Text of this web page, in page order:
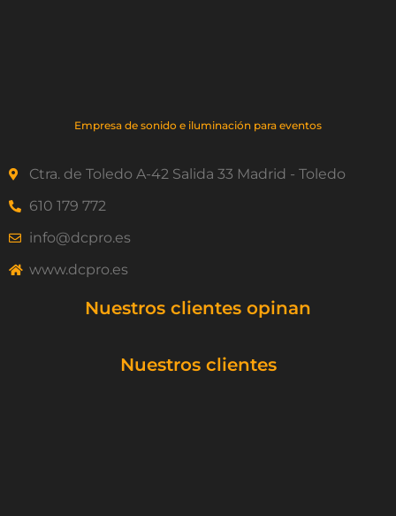
Empresa de sonido e iluminación para eventos
Ctra. de Toledo A-42 Salida 33 Madrid - Toledo
610 179 772
info@dcpro.es
www.dcpro.es
Nuestros clientes opinan
Nuestros clientes